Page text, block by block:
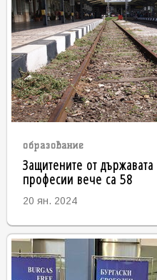
образование
Защитените от
професии вече са 58
20 ян. 2024